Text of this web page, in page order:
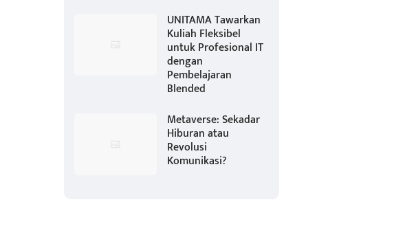
UNITAMA Tawarkan
Kuliah Fleksibel
untuk Profesional IT
dengan
Pembelajaran
Blended
Metaverse: Sekadar
Hiburan atau
Revolusi
Komunikasi?